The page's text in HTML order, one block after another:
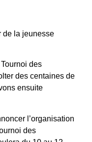
de la jeunesse
des
des centaines de
ensuite
l’organisation
des